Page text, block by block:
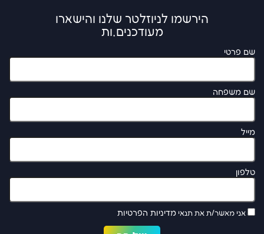
הירשמו לניוזלטר שלנו והישארו
מעודכנים.ות
שם פרטי
שם משפחה
מייל
טלפון
אני מאשר/ת את תנאי מדיניות הפרטיות